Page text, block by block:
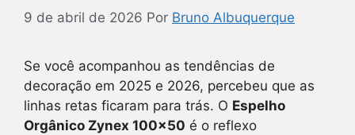
9 de abril de 2026 Por Bruno Albuquerque
Se você acompanhou as tendências de
decoração em 2025 e 2026, percebeu que as
linhas retas ficaram para trás. O Espelho
Orgânico Zynex 100×50 é o reflexo